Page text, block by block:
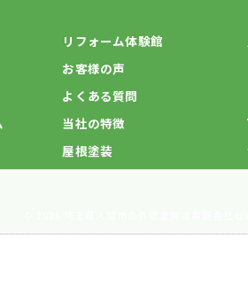
リフォーム体験館
お客様の声
よくある質問
当社の特徴
屋根塗装